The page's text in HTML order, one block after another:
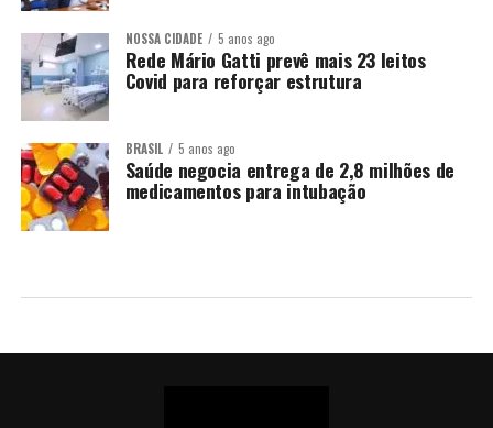
NOSSA CIDADE 5 anos ago
Rede Mário Gatti prevê mais 23 leitos
Covid para reforçar estrutura
BRASIL 5 anos ago
Saúde negocia entrega de 2,8 milhões de
medicamentos para intubação